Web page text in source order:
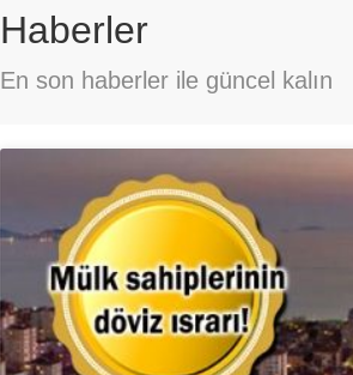
Haberler
En son haberler ile güncel kalın